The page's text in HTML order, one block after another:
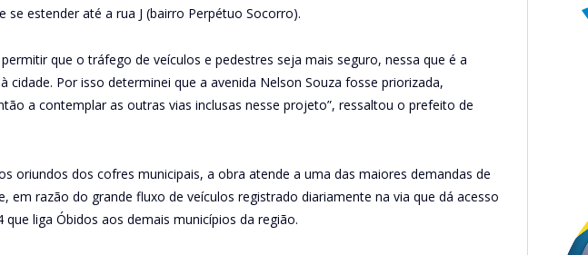
se estender até a rua J (bairro Perpétuo Socorro).
que o tráfego de veículos e pedestres seja mais seguro, nessa que é a
cidade. Por isso determinei que a avenida Nelson Souza fosse priorizada,
a contemplar as outras vias inclusas nesse projeto”, ressaltou o prefeito de
oriundos dos cofres municipais, a obra atende a uma das maiores demandas de
em razão do grande fluxo de veículos registrado diariamente na via que dá acesso
que liga Óbidos aos demais municípios da região.